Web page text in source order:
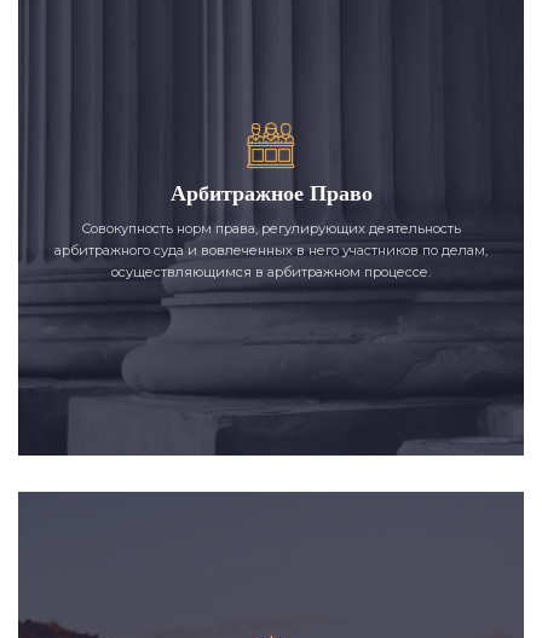
Арбитражное Право
Совокупность норм права, регулирующих деятельность
арбитражного суда и вовлеченных в него участников по делам,
осуществляющимся в арбитражном процессе.